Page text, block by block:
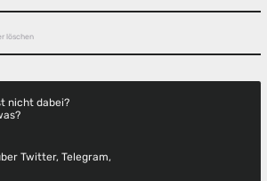
löschen
nicht dabei?
Twitter, Telegram,